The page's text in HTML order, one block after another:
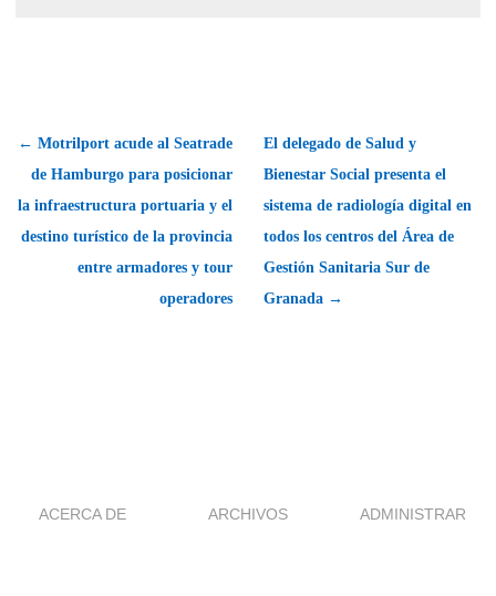
← Motrilport acude al Seatrade
de Hamburgo para posicionar
la infraestructura portuaria y el
destino turístico de la provincia
entre armadores y tour
operadores
El delegado de Salud y
Bienestar Social presenta el
sistema de radiología digital en
todos los centros del Área de
Gestión Sanitaria Sur de
Granada →
ACERCA DE ARCHIVOS ADMINISTRAR